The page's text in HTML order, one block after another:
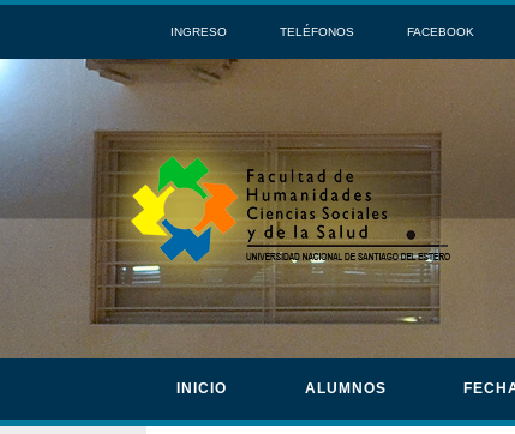
INGRESO TELÉFONOS FACEBOOK
INICIO ALUMNOS